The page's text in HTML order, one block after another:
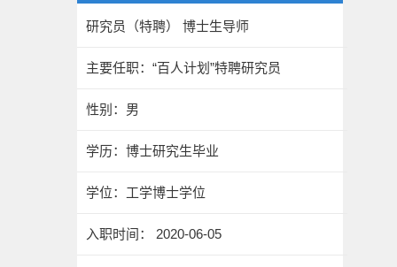
研究员（特聘） 博士生导师
主要任职：“百人计划”特聘研究员
性别：男
学历：博士研究生毕业
学位：工学博士学位
入职时间： 2020-06-05